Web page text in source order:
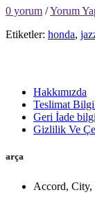
0 yorum /Yorum
Etiketler: honda,
Hakkımızda
Teslimat
Geri İade
Gizlilik Ve
Accord, City,